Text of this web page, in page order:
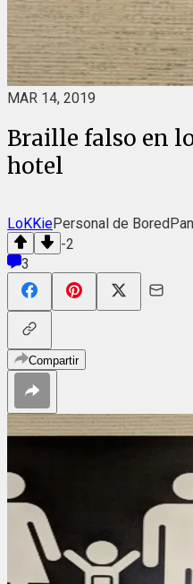
MAR 14, 2019
Braille falso en
hotel
LoKKiePersonal de
-2
3
Compartir